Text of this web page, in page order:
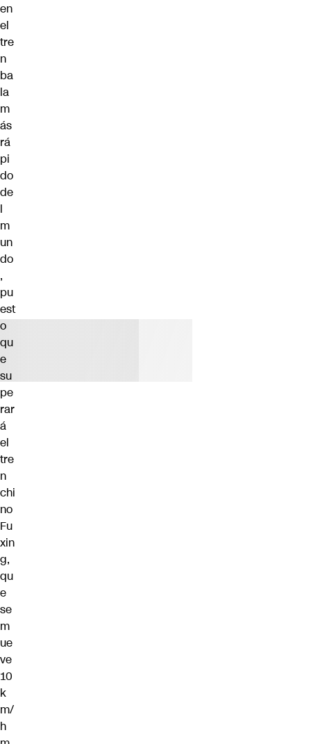
en
el
tre
n
ba
la
m
ás
rá
pi
do
de
l
m
un
do
,
pu
est
o
qu
e
su
pe
rar
á
el
tre
n
chi
no
Fu
xin
g,
qu
e
se
m
ue
ve
10
k
m/
h